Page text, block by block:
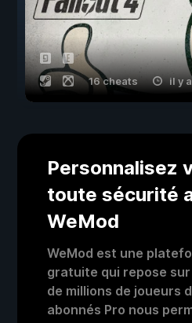
16 cheats il y
Personnalisez
toute sécurité
WeMod
WeMod est une
gratuite qui repose
de millions de joueurs
abonnés Pro nous